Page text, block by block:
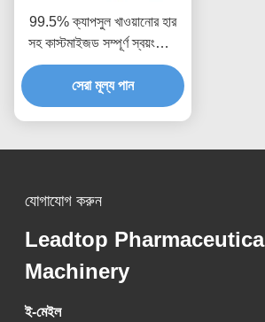
99.5% ক্যাপসুল খাওয়ানোর হার
সহ কাস্টমাইজড সম্পূর্ণ স্বয়ংক্রিয়
ক্যাপসুল ফিলার
সেরা মূল্য পান
যোগাযোগ করুন
Leadtop
Machinery
ই-মেইল